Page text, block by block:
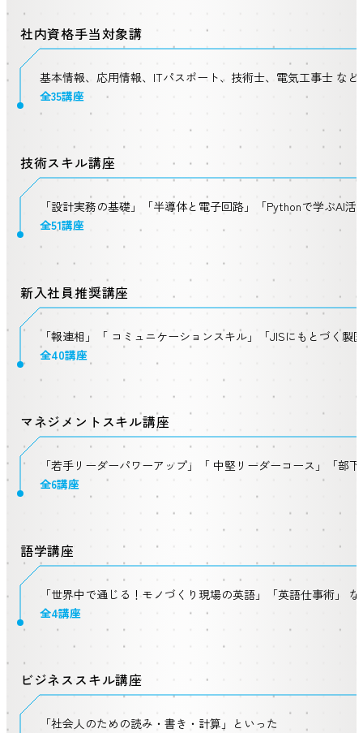
社内資格手当対象講
基本情報、応用情報、ITパスポート、技術士、電気工事士 など
全35講座
技術スキル講座
「設計実務の基礎」「半導体と電子回路」「Pythonで学ぶAI活
全51講座
新入社員推奨講座
「報連相」「 コミュニケーションスキル」「JISにもとづく製
全40講座
マネジメントスキル講座
「若手リーダーパワーアップ」「 中堅リーダーコース」「部
全6講座
語学講座
「世界中で通じる！モノづくり現場の英語」「英語仕事術」
全4講座
ビジネススキル講座
「社会人のための読み・書き・計算」といった